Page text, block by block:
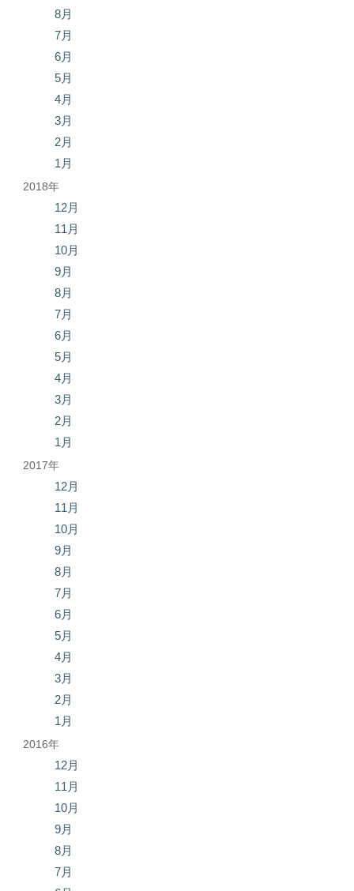
8月
7月
6月
5月
4月
3月
2月
1月
2018年
12月
11月
10月
9月
8月
7月
6月
5月
4月
3月
2月
1月
2017年
12月
11月
10月
9月
8月
7月
6月
5月
4月
3月
2月
1月
2016年
12月
11月
10月
9月
8月
7月